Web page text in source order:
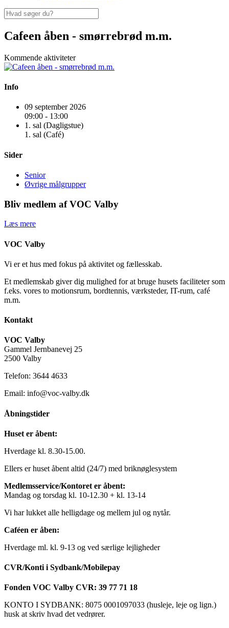
Cafeen åben - smørrebrød m.m.
Kommende aktiviteter
Info
09 september 2026
09:00 - 13:00
1. sal (Dagligstue)
1. sal (Café)
Sider
Senior
Øvrige målgrupper
Bliv medlem af VOC Valby
Læs mere
VOC Valby
Vi er et hus med fokus på aktivitet og fællesskab.
Et medlemskab giver dig mulighed for at bruge husets faciliteter som
f.eks. vores to motionsrum, bordtennis, værksteder, IT-rum, café
m.m.
Kontakt
VOC Valby
Gammel Jernbanevej 25
2500 Valby
Telefon: 3644 4633
Email: info@voc-valby.dk
Åbningstider
Huset er åbent:
Hverdage kl. 8.30-15.00.
Ellers er huset åbent altid (24/7) med briknøglesystem
Medlemsservice/Kontoret er åbent:
Mandag og torsdag kl. 10-12.30 + kl. 13-14
Vi har lukket alle helligdage og mellem jul og nytår.
Caféen er åben:
Hverdage ml. kl. 9-13 og ved særlige lejligheder
CVR/Konti i Sydbank/Mobilepay
Fonden VOC Valby CVR: 39 77 71 18
KONTO I SYDBANK: 8075 0001097033 (husleje, leje og lign.)
husk at skriv hvad det vedrører.